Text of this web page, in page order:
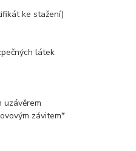
ke stažení)
látek
uzávěrem
závitem*